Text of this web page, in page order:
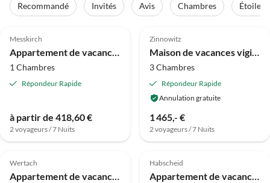
Recommandé Invités Avis Chambres Étoiles
Meilleure
Annonce
Messkirch
Appartement de vacances Hans et Ingrid Reichert
1 Chambres
Répondeur Rapide
à partir de 418,60 €
2 voyageurs / 7 Nuits
Meilleure
Annonce
Zinnowitz
Maison de vacances vigie arrière
3 Chambres
Répondeur Rapide
Annulation gratuite
1 465,- €
2 voyageurs / 7 Nuits
Visite
Super hôte
Annonce
5.0 (33)
Wertach
Appartement de vacances "Bernstein incluant Sauna au Centre de Bien-être Blenk"
Annonce
5.0 (15)
Habscheid
Appartement de vacances Maibaum